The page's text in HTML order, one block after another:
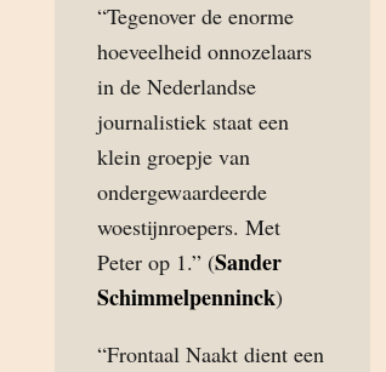
“Tegenover de enorme
hoeveelheid onnozelaars
in de Nederlandse
journalistiek staat een
klein groepje van
ondergewaardeerde
woestijnroepers. Met
Peter op 1.” (Sander
Schimmelpenninck)
“Frontaal Naakt dient een